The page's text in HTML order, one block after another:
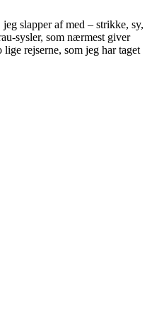
slapper af med – strikke, sy,
sysler, som nærmest giver
rejserne, som jeg har taget